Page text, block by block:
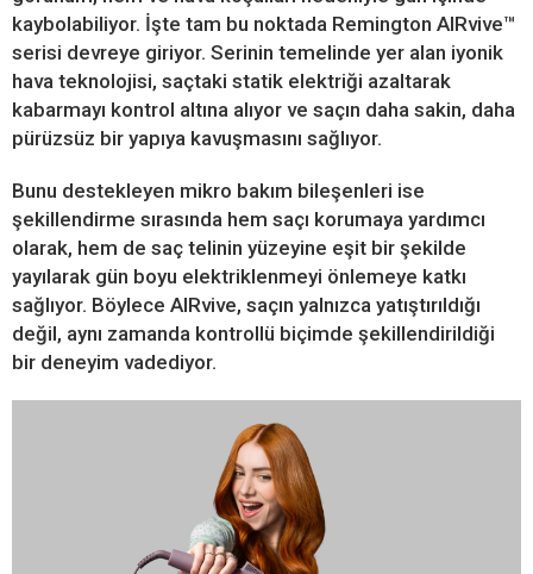
kaybolabiliyor. İşte tam bu noktada Remington AIRvive™
serisi devreye giriyor. Serinin temelinde yer alan iyonik
hava teknolojisi, saçtaki statik elektriği azaltarak
kabarmayı kontrol altına alıyor ve saçın daha sakin, daha
pürüzsüz bir yapıya kavuşmasını sağlıyor.
Bunu destekleyen mikro bakım bileşenleri ise
şekillendirme sırasında hem saçı korumaya yardımcı
olarak, hem de saç telinin yüzeyine eşit bir şekilde
yayılarak gün boyu elektriklenmeyi önlemeye katkı
sağlıyor. Böylece AIRvive, saçın yalnızca yatıştırıldığı
değil, aynı zamanda kontrollü biçimde şekillendirildiği
bir deneyim vadediyor.